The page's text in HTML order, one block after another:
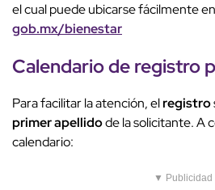
el cual puede ubicarse fácilmente
gob.mx/bienestar
Calendario deregistro
Para facilitar la atención, elregistro
primer apellidode la solicitante. A
calendario:
▼ Publicidad